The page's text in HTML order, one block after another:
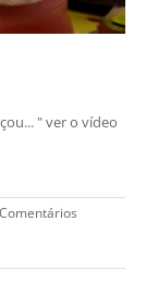
" ver o vídeo
Comentários